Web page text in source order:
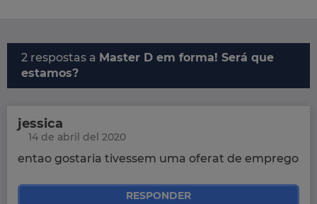
2 respostas a Master D em forma! Será que
estamos?
jessica
14 de abril del 2020
entao gostaria tivessem uma oferat de emprego
RESPONDER